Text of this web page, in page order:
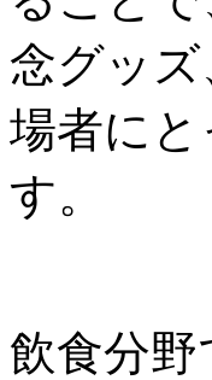
念グッ
場者に
す。
飲食分